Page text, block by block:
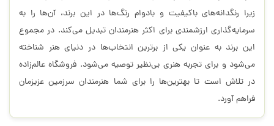
زیرا رنگدانه‌های باکیفیت و بادوام رنگ‌ها در این برند، آن‌ها را به
سرمایه‌گذاری ارزشمندی برای اکثر هنرمندان تبدیل می‌کند. در‌ مجموع
این برند به عنوان یکی از برترین انتخاب‌ها در دنیای هنر شناخته
می‌شود و برای تجربه هنری بی‌نظیر توصیه می‌شود. فروشگاه عالم‌زاده
در تلاش است تا بهترین‌ها را برای شما هنرمندان سرزمین عزیزمان
فراهم آورد.